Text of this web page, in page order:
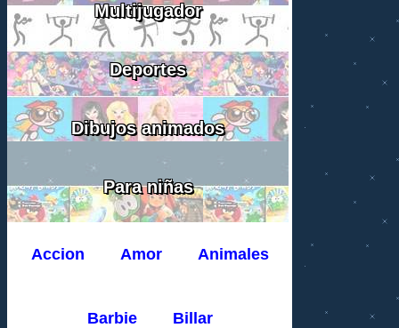
Multijugador
Deportes
Dibujos animados
Para niñas
Accion Amor Animales
Barbie Billar